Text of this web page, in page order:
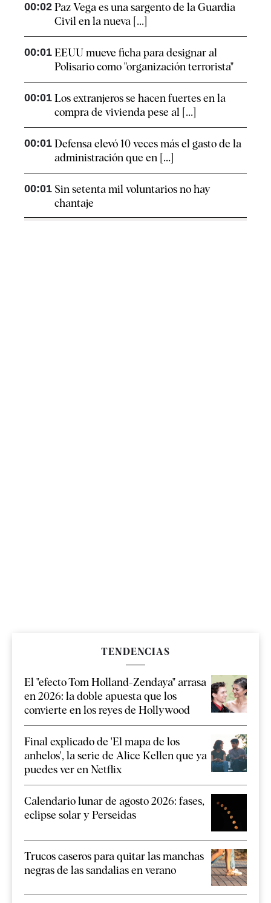
00:02 Paz Vega es una sargento de la Guardia
Civil en la nueva [...]
00:01 EEUU mueve ficha para designar al
Polisario como "organización terrorista"
00:01 Los extranjeros se hacen fuertes en la
compra de vivienda pese al [...]
00:01 Defensa elevó 10 veces más el gasto de la
administración que en [...]
00:01 Sin setenta mil voluntarios no hay
chantaje
TENDENCIAS
El "efecto Tom Holland-Zendaya" arrasa
en 2026: la doble apuesta que los
convierte en los reyes de Hollywood
Final explicado de 'El mapa de los
anhelos', la serie de Alice Kellen que ya
puedes ver en Netflix
Calendario lunar de agosto 2026: fases,
eclipse solar y Perseidas
Trucos caseros para quitar las manchas
negras de las sandalias en verano